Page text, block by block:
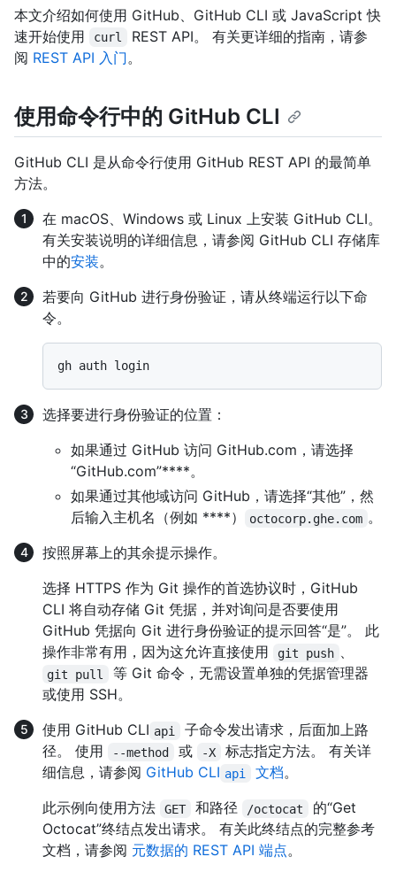
本文介绍如何使用 GitHub、GitHub CLI 或 JavaScript 快
速开始使用
curl
REST API。 有关更详细的指南，请参
阅 REST API 入门。
使用命令行中的 GitHub CLI
GitHub CLI 是从命令行使用 GitHub REST API 的最简单
方法。
在 macOS、Windows 或 Linux 上安装 GitHub CLI。
有关安装说明的详细信息，请参阅 GitHub CLI 存储库
中的安装。
若要向 GitHub 进行身份验证，请从终端运行以下命
令。
选择要进行身份验证的位置：
如果通过 GitHub 访问 GitHub.com，请选择
“GitHub.com”****。
如果通过其他域访问 GitHub，请选择“其他”，然
后输入主机名（例如 ****）
octocorp.ghe.com 。
按照屏幕上的其余提示操作。
选择 HTTPS 作为 Git 操作的首选协议时，GitHub
CLI 将自动存储 Git 凭据，并对询问是否要使用
GitHub 凭据向 Git 进行身份验证的提示回答“是”。 此
操作非常有用，因为这允许直接使用
git push 、
git pull
等 Git 命令，无需设置单独的凭据管理器
或使用 SSH。
使用 GitHub CLI api
子命令发出请求，后面加上路
径。 使用
--method 或 -X
标志指定方法。 有关详
细信息，请参阅 GitHub CLI api 文档。
此示例向使用方法
GET 和路径 /octocat
的“Get
Octocat”终结点发出请求。 有关此终结点的完整参考
文档，请参阅 元数据的 REST API 端点。